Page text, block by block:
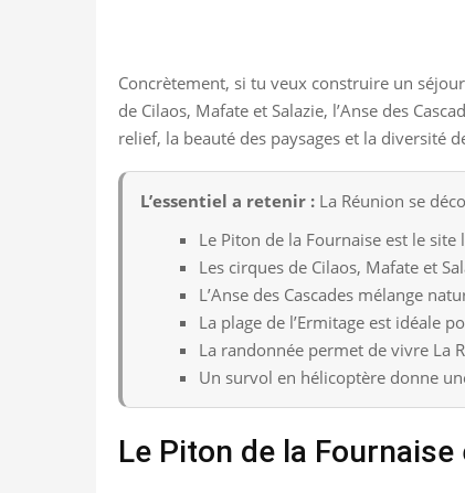
Concrètement, si tu veux construire un
de Cilaos, Mafate et Salazie, l’Anse des
relief, la beauté des paysages et la diversité
L’essentiel a retenir : La Réunion se
Le Piton de la Fournaise est le
Les cirques de Cilaos, Mafate et
L’Anse des Cascades mélange
La plage de l’Ermitage est idéale
La randonnée permet de vivre La
Un survol en hélicoptère donne
Le Piton de la